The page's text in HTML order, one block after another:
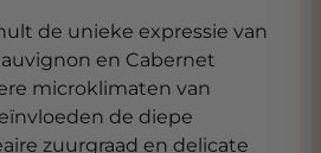
de unieke expressie van
en Cabernet
microklimaten van
de diepe
zuurgraad en delicate